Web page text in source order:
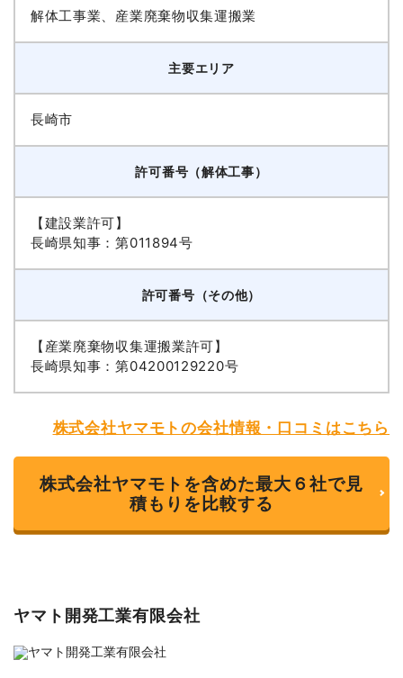
解体工事業、産業廃棄物収集運搬業
主要エリア
長崎市
許可番号（解体工事）
【建設業許可】
長崎県知事：第011894号
許可番号（その他）
【産業廃棄物収集運搬業許可】
長崎県知事：第04200129220号
株式会社ヤマモトの会社情報・口コミはこちら
株式会社ヤマモトを含めた最大６社で見
積もりを比較する
ヤマト開発工業有限会社